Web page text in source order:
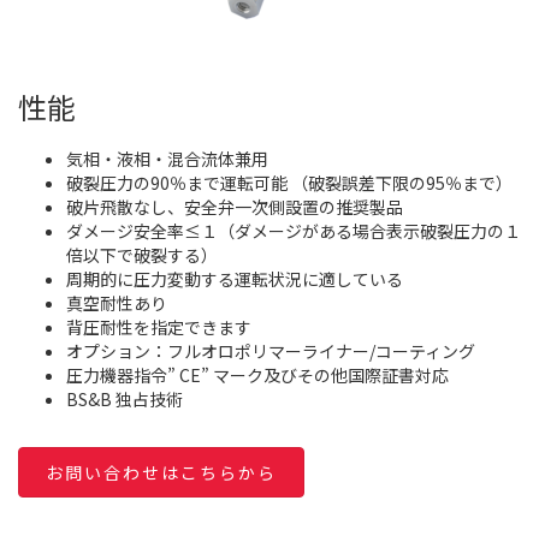
性能
気相・液相・混合流体兼用
破裂圧力の90％まで運転可能 （破裂誤差下限の95％まで）
破片飛散なし、安全弁一次側設置の推奨製品
ダメージ安全率≤１（ダメージがある場合表示破裂圧力の１
倍以下で破裂する）
周期的に圧力変動する運転状況に適している
真空耐性あり
背圧耐性を指定できます
オプション：フルオロポリマーライナー/コーティング
圧力機器指令” CE” マーク及びその他国際証書対応
BS&B 独占技術
お問い合わせはこちらから